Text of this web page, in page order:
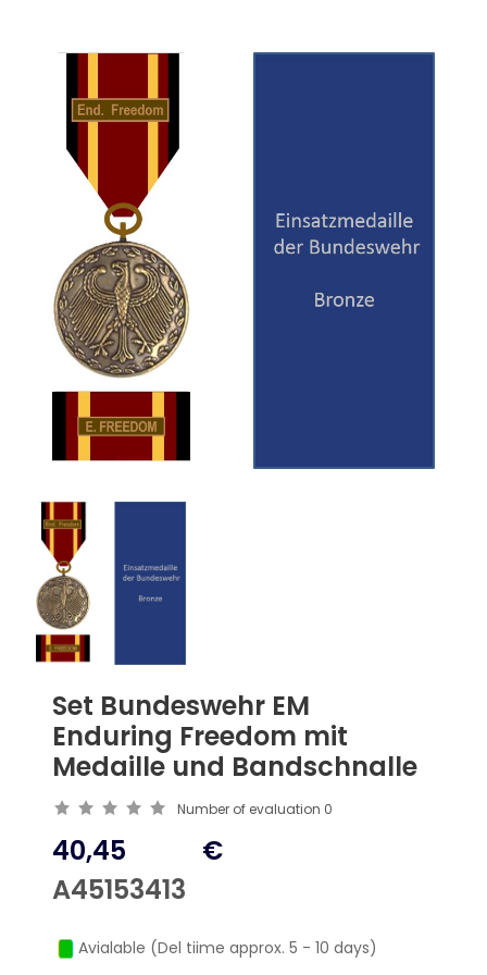
Set Bundeswehr EM
Enduring Freedom mit
Medaille und Bandschnalle
Number of evaluation 0
40,45
A45153413
€
Avialable (Del tiime approx. 5 - 10 days)